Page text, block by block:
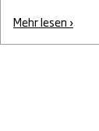
Mehr lesen ›